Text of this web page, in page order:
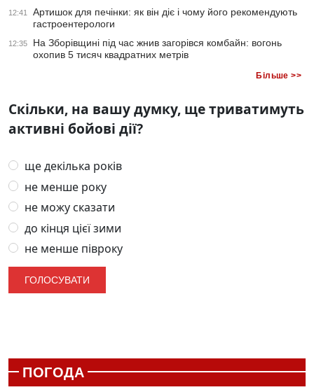
12:41
Артишок для печінки: як він діє і чому його рекомендують
гастроентерологи
12:35
На Зборівщині під час жнив загорівся комбайн: вогонь
охопив 5 тисяч квадратних метрів
Більше >>
Скільки, на вашу думку, ще триватимуть
активні бойові дії?
ще декілька років
не менше року
не можу сказати
до кінця цієї зими
не менше півроку
ПОГОДА